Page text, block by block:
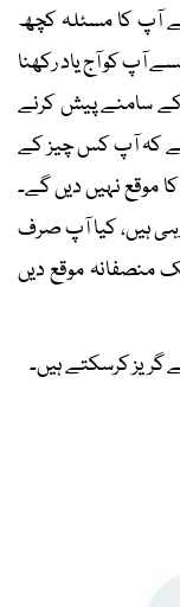
آپ کا مسئلہ کچھ
آپ کو آج یاد رکھنا
سامنے پیش کرنے
گے کہ آپ کس چیز کے
موقع نہیں دیں گے۔
ہیں، کیا آپ صرف
منصفانہ موقع دیں
گریز کرسکتے ہیں۔